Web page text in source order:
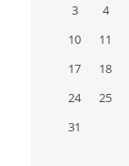
3
4
10
11
17
18
24
25
31